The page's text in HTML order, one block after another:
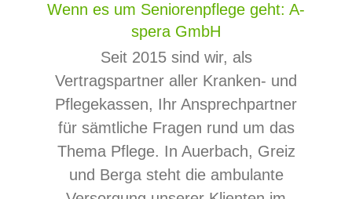
Wenn es um Seniorenpflege geht: A-
spera GmbH
Seit 2015 sind wir, als
Vertragspartner aller Kranken- und
Pflegekassen, Ihr Ansprechpartner
für sämtliche Fragen rund um das
Thema Pflege. In Auerbach, Greiz
und Berga steht die ambulante